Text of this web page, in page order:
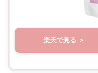
楽天で見る